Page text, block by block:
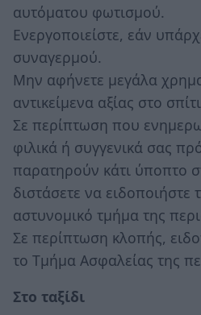
αυτόματου φωτισμού.
Ενεργοποιείστε, εάν
συναγερμού.
Μην αφήνετε μεγάλα
αντικείμενα αξίας στο
Σε περίπτωση που
φιλικά ή συγγενικά σας
παρατηρούν κάτι ύποπτο
διστάσετε να ειδοποιήστε
αστυνομικό τµήµα της
Σε περίπτωση κλοπής,
το Τµήµα Ασφαλείας της
Στο ταξίδι